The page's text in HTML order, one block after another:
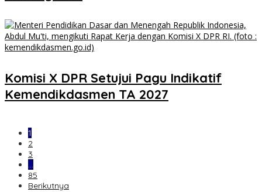
Komisi X DPR Setujui Pagu Indikatif
Kemendikdasmen TA 2027
1
2
3
…
85
Berikutnya